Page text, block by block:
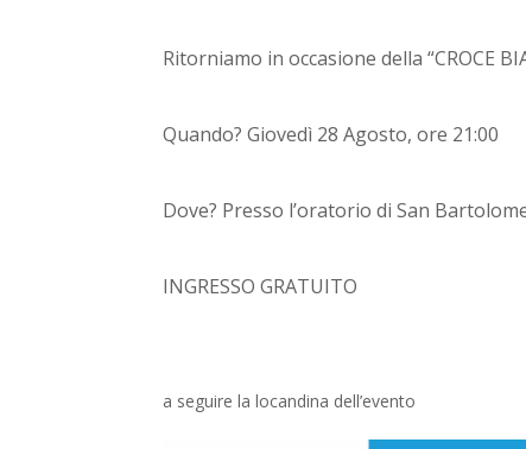
Ritorniamo in occasione della “CROCE
Quando? Giovedì 28 Agosto, ore 21:00
Dove? Presso l’oratorio di San
INGRESSO GRATUITO
a seguire la locandina dell’evento